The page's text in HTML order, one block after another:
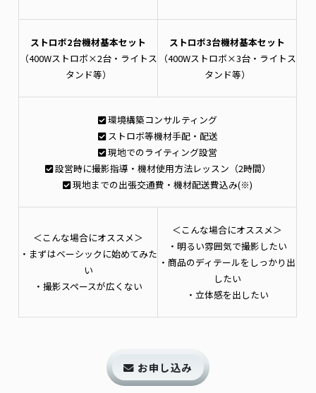
ストロボ2台機材基本セット
（400Wストロボ×2台・ライトス
タンド等）
ストロボ3台機材基本セット
（400Wストロボ×3台・ライトス
タンド等）
環境構築コンサルティング
ストロボ等機材手配・配送
現地でのライティング設営
設営時に撮影指導・機材使用方法レッスン（2時間）
現地までの出張交通費・機材配送費込み(※)
＜こんな場合にオススメ＞
・まずはベーシックに始めてみた
い
・撮影スペースが広くない
＜こんな場合にオススメ＞
・明るい雰囲気で撮影したい
・商品のディテールをしっかり出
したい
・立体感を出したい
お申し込み